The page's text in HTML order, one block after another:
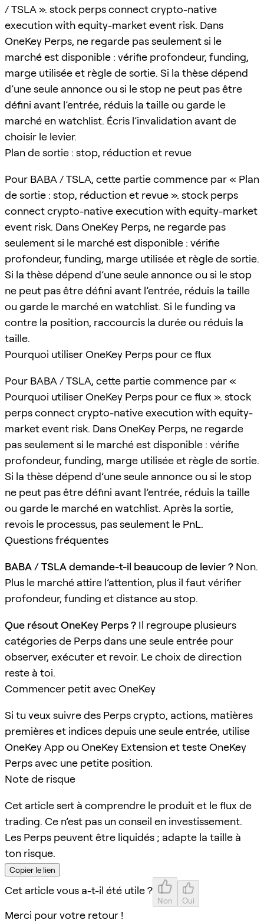
/ TSLA ». stock perps connect crypto-native
execution with equity-market event risk. Dans
OneKey Perps, ne regarde pas seulement si le
marché est disponible : vérifie profondeur, funding,
marge utilisée et règle de sortie. Si la thèse dépend
d’une seule annonce ou si le stop ne peut pas être
défini avant l’entrée, réduis la taille ou garde le
marché en watchlist. Écris l’invalidation avant de
choisir le levier.
Plan de sortie : stop, réduction et revue
Pour BABA / TSLA, cette partie commence par « Plan
de sortie : stop, réduction et revue ». stock perps
connect crypto-native execution with equity-market
event risk. Dans OneKey Perps, ne regarde pas
seulement si le marché est disponible : vérifie
profondeur, funding, marge utilisée et règle de sortie.
Si la thèse dépend d’une seule annonce ou si le stop
ne peut pas être défini avant l’entrée, réduis la taille
ou garde le marché en watchlist. Si le funding va
contre la position, raccourcis la durée ou réduis la
taille.
Pourquoi utiliser OneKey Perps pour ce flux
Pour BABA / TSLA, cette partie commence par «
Pourquoi utiliser OneKey Perps pour ce flux ». stock
perps connect crypto-native execution with equity-
market event risk. Dans OneKey Perps, ne regarde
pas seulement si le marché est disponible : vérifie
profondeur, funding, marge utilisée et règle de sortie.
Si la thèse dépend d’une seule annonce ou si le stop
ne peut pas être défini avant l’entrée, réduis la taille
ou garde le marché en watchlist. Après la sortie,
revois le processus, pas seulement le PnL.
Questions fréquentes
BABA / TSLA demande-t-il beaucoup de levier ? Non.
Plus le marché attire l’attention, plus il faut vérifier
profondeur, funding et distance au stop.
Que résout OneKey Perps ? Il regroupe plusieurs
catégories de Perps dans une seule entrée pour
observer, exécuter et revoir. Le choix de direction
reste à toi.
Commencer petit avec OneKey
Si tu veux suivre des Perps crypto, actions, matières
premières et indices depuis une seule entrée, utilise
OneKey App ou OneKey Extension et teste OneKey
Perps avec une petite position.
Note de risque
Cet article sert à comprendre le produit et le flux de
trading. Ce n’est pas un conseil en investissement.
Les Perps peuvent être liquidés ; adapte la taille à
ton risque.
Copier le lien
Cet article vous a-t-il été utile ?
Non Oui
Merci pour votre retour !